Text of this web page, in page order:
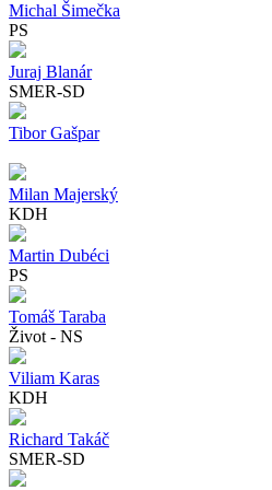
Michal Šimečka
PS
Juraj Blanár
SMER-SD
Tibor Gašpar
Milan Majerský
KDH
Martin Dubéci
PS
Tomáš Taraba
Život - NS
Viliam Karas
KDH
Richard Takáč
SMER-SD